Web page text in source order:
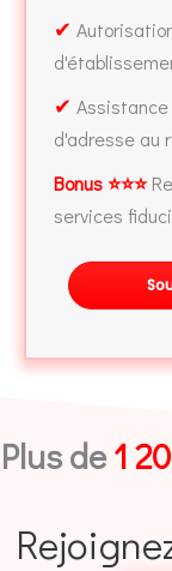
✔
✔
d'adresse au
Bonus ⭐⭐⭐
services
Plus de1